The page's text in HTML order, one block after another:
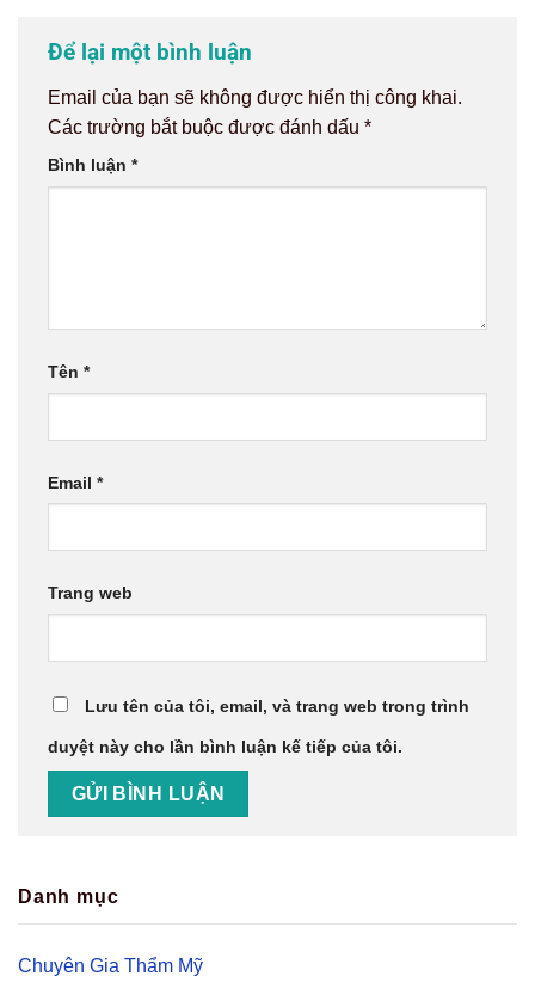
Để lại một bình luận
Email của bạn sẽ không được hiển thị công khai.
Các trường bắt buộc được đánh dấu *
Bình luận *
Tên *
Email *
Trang web
Lưu tên của tôi, email, và trang web trong trình
duyệt này cho lần bình luận kế tiếp của tôi.
Danh mục
Chuyên Gia Thẩm Mỹ